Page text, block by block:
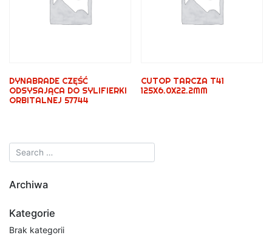
DYNABRADE CZĘŚĆ
ODSYSAJĄCA DO SYLIFIERKI
ORBITALNEJ 57744
CUTOP TARCZA T41
125X6.0X22.2MM
Archiwa
Kategorie
Brak kategorii